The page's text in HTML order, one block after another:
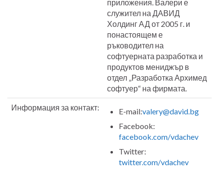
приложения. Валери е
служител на ДАВИД
Холдинг АД от 2005 г. и
понастоящем е
ръководител на
софтуерната разработка и
продуктов мениджър в
отдел „Разработка Архимед
софтуер“ на фирмата.
Информация за контакт: E-mail:valery@david.bg
Facebook:
facebook.com/vdachev
Twitter:
twitter.com/vdachev